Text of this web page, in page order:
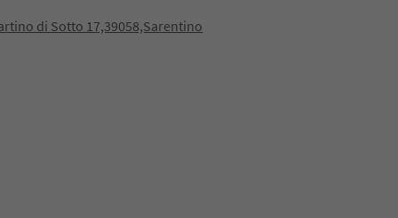
di Sotto 17,39058,Sarentino